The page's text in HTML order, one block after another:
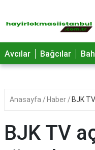
Avcılar Bağcılar
Anasayfa Haber BJK
BJK TV